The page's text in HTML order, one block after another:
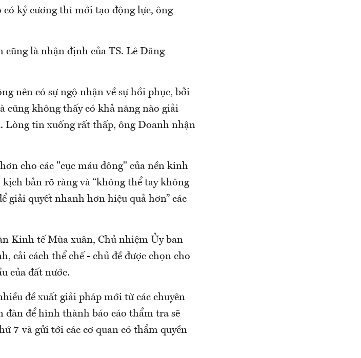
kỷ cương thì mới tạo động lực, ông
là nhận định của TS. Lê Đăng
nên có sự ngộ nhận về sự hồi phục, bởi
cũng không thấy có khả năng nào giải
Lòng tin xuống rất thấp, ông Doanh nhận
cho các "cục máu đông" của nền kinh
bản rõ ràng và “không thể tay không
giải quyết nhanh hơn hiệu quả hơn” các
Kinh tế Mùa xuân, Chủ nhiệm Ủy ban
cải cách thể chế - chủ đề được chọn cho
của đất nước.
đề xuất giải pháp mới từ các chuyên
để hình thành báo cáo thẩm tra sẽ
7 và gửi tới các cơ quan có thẩm quyền